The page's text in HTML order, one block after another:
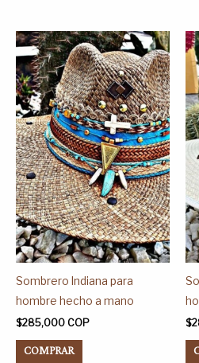
Sombrero Indiana para
hombre hecho a mano
$285,000 COP
COMPRAR
Este
producto
tiene
múltiples
variantes.
Las
opciones
se
pueden
elegir
en
la
página
de
producto
$